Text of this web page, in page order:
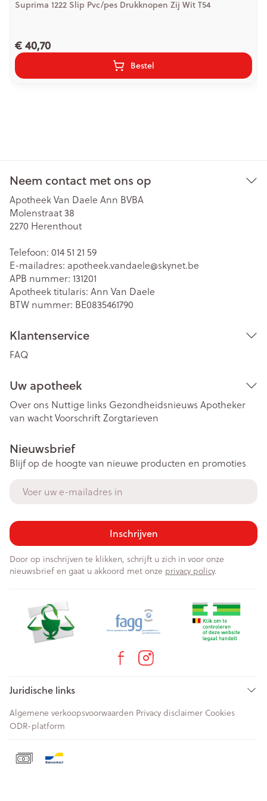
Suprima 1222 Slip Pvc/pes Drukknopen Zij Wit T54
€ 40,70
Bestel
Neem contact met ons op
Apotheek Van Daele Ann BVBA
Molenstraat 38
2270 Herenthout
Telefoon: 014 51 21 59
E-mailadres: apotheek.vandaele@skynet.be
APB nummer: 131201
Apotheek titularis: Ann Van Daele
BTW nummer: BE0835461790
Klantenservice
FAQ
Uw apotheek
Over ons Nuttige links Gezondheidsnieuws Apotheker
van wachtVoorschriftZorgtarieven
Nieuwsbrief
Blijf op de hoogte van nieuwe producten en promoties
Inschrijven
Door op inschrijven te klikken, schrijft u zich in voor onze
nieuwsbrief en gaat u akkoord met onze privacy policy.
Juridische links
Algemene verkoopsvoorwaarden Privacy disclaimer Cookies
ODR-platform